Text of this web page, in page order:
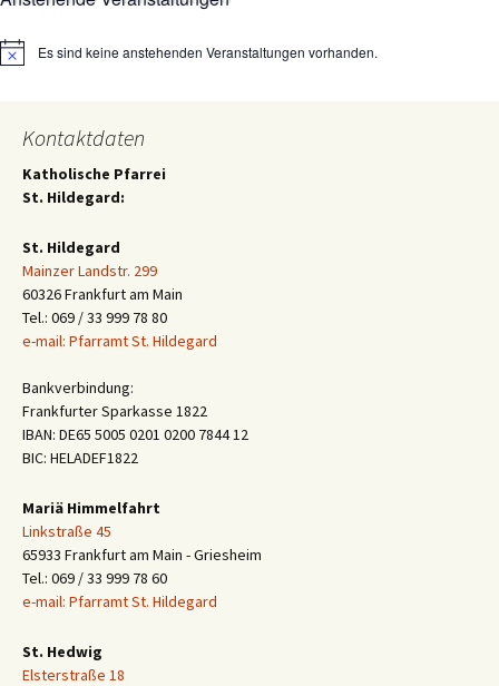
HinweisEs sind keine anstehenden Veranstaltungen vorhanden.
Kontaktdaten
Katholische Pfarrei
St. Hildegard:
St. Hildegard
Mainzer Landstr. 299
60326 Frankfurt am Main
Tel.: 069 / 33 999 78 80
e-mail: Pfarramt St. Hildegard
Bankverbindung:
Frankfurter Sparkasse 1822
IBAN: DE65 5005 0201 0200 7844 12
BIC: HELADEF1822
Mariä Himmelfahrt
Linkstraße 45
65933 Frankfurt am Main - Griesheim
Tel.: 069 / 33 999 78 60
e-mail: Pfarramt St. Hildegard
St. Hedwig
Elsterstraße 18